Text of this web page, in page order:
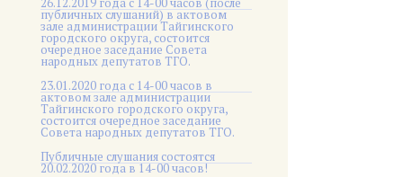
публичных слушаний) в актовом
зале администрации Тайгинского
городского округа, состоится
очередное заседание Совета
народных депутатов ТГО.
23.01.2020 года с 14-00 часов в
актовом зале администрации
Тайгинского городского округа,
состоится очередное заседание
Совета народных депутатов ТГО.
Публичные слушания состоятся
20.02.2020 года в 14-00 часов!